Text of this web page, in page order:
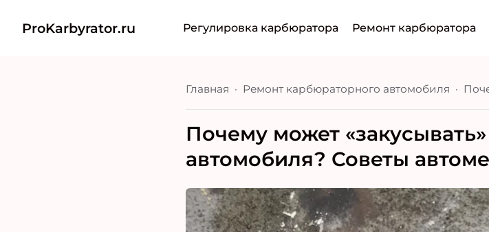
ProKarbyrator.ru Регулировка карбюратора Ремонт карбюратора
Главная Ремонт карбюраторного автомобиля
Почему может
автомобиля? Советы